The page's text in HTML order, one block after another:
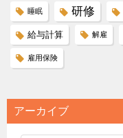
睡眠 研修
給与計算 解雇
雇用保険
アーカイブ